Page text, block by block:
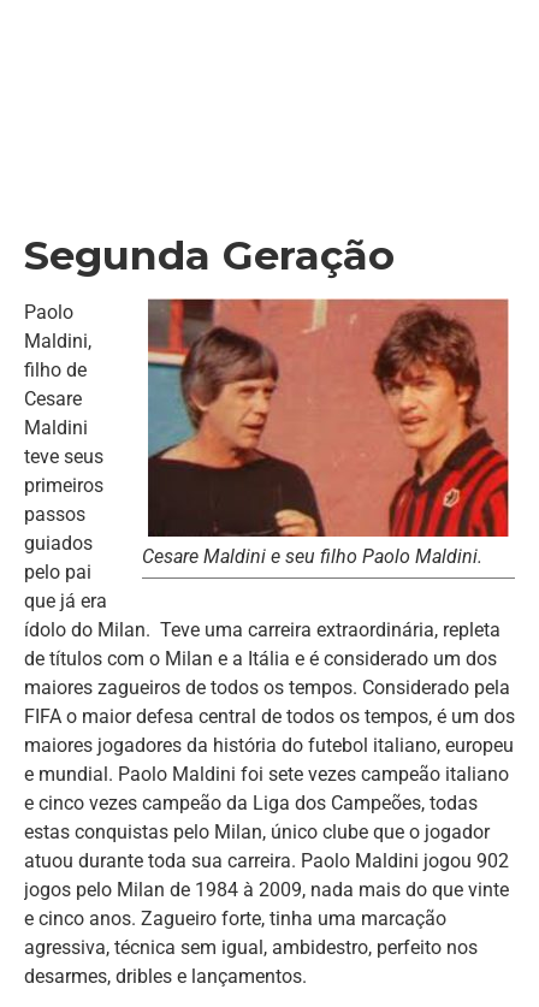
Segunda Geração
Cesare Maldini e seu filho Paolo Maldini.
Paolo
Maldini,
filho de
Cesare
Maldini
teve seus
primeiros
passos
guiados
pelo pai
que já era
ídolo do Milan. Teve uma carreira extraordinária, repleta
de títulos com o Milan e a Itália e é considerado um dos
maiores zagueiros de todos os tempos. Considerado pela
FIFA o maior defesa central de todos os tempos, é um dos
maiores jogadores da história do futebol italiano, europeu
e mundial. Paolo Maldini foi sete vezes campeão italiano
e cinco vezes campeão da Liga dos Campeões, todas
estas conquistas pelo Milan, único clube que o jogador
atuou durante toda sua carreira. Paolo Maldini jogou 902
jogos pelo Milan de 1984 à 2009, nada mais do que vinte
e cinco anos. Zagueiro forte, tinha uma marcação
agressiva, técnica sem igual, ambidestro, perfeito nos
desarmes, dribles e lançamentos.